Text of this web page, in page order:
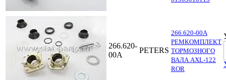
266.620-
00A
PETERS
266.620-00A
РЕМКОМПЛЕКТ
ТОРМОЗНОГО
ВАЛА AXL-122
ROR